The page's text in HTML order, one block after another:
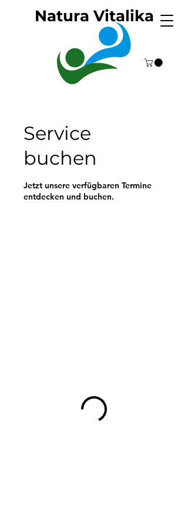
Natura Vitalika
Service
buchen
Jetzt unsere verfügbaren Termine
entdecken und buchen.